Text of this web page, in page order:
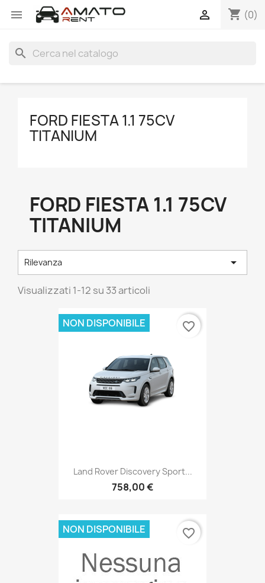
 shopping_cart (0)

search
FORD FIESTA 1.1 75CV
TITANIUM
FORD FIESTA 1.1 75CV
TITANIUM
Rilevanza 
Visualizzati 1-12 su 33 articoli
Land Rover Discovery Sport...
758,00 €
NON DISPONIBILE favorite_border
NON DISPONIBILE favorite_border